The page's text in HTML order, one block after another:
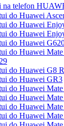
na telefon
do Huawei
do Huawei
do Huawei
do Huawei
do Huawei
do Huawei G8
do Huawei GR3
do Huawei
do Huawei
do Huawei
do Huawei